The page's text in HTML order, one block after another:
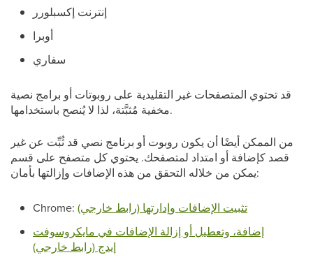
إنترنت إكسبلورر
أوبرا
سفاري
قد تحتوي المتصفحات غير التقليدية على روبوتات أو برامج نصية
مخفية مُثبَّتة، لذا لا يُنصح باستخدامها.
من الممكن أيضًا أن يكون روبوت أو برنامج نصي قد ثُبِّت عن غير
قصد كإضافة أو امتداد لمتصفحك. يحتوي كل متصفح على قسم
يمكن من خلاله التحقق من هذه الإضافات وإزالتها بأمان:
Chrome: تثبيت الإضافات وإدارتها (رابط خارجي)
إضافة، وتعطيل أو إزالة الإضافات في مايكروسوفت
إيدج (رابط خارجي)